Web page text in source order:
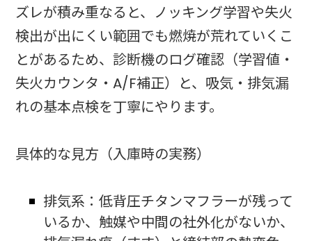
ズレが積み重なると、ノッキング学習や失火
検出が出にくい範囲でも燃焼が荒れていくこ
とがあるため、診断機のログ確認（学習値・
失火カウンタ・A/F補正）と、吸気・排気漏
れの基本点検を丁寧にやります。
具体的な見方（入庫時の実務）
排気系：低背圧チタンマフラーが残って
いるか、触媒や中間の社外化がないか、